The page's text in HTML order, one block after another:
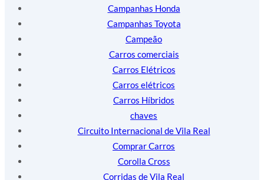
Campanhas Honda
Campanhas Toyota
Campeão
Carros comerciais
Carros Elétricos
Carros elétricos
Carros Híbridos
chaves
Circuito Internacional de Vila Real
Comprar Carros
Corolla Cross
Corridas de Vila Real